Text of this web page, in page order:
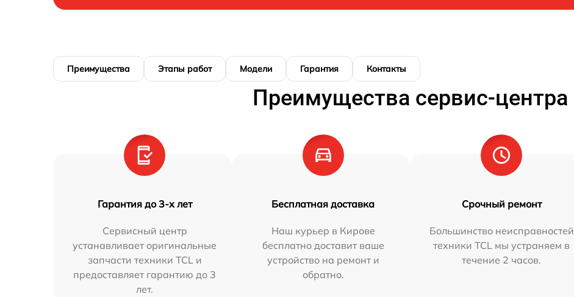
Преимущества Этапы работ Модели Гарантия Контакты
Преимущества сервис-центра
Гарантия до 3-х лет
Сервисный центр
устанавливает оригинальные
запчасти техники TCL и
предоставляет гарантию до 3
лет.
Бесплатная доставка
Наш курьер в Кирове
бесплатно доставит ваше
устройство на ремонт и
обратно.
Срочный ремонт
Большинство неисправностей
техники TCL мы устраняем в
течение 2 часов.